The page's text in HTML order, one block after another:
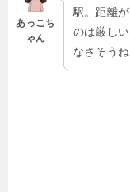
あっこち
ゃん
駅。距離
のは厳し
なさそうね